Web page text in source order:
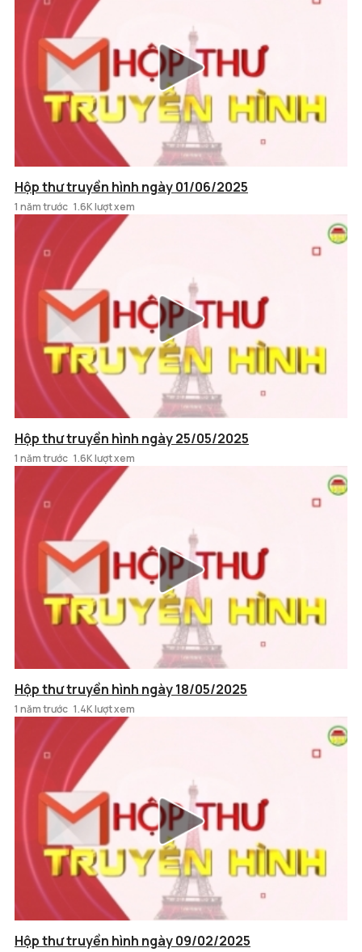
Hộp thư truyền hình ngày 01/06/2025
1 năm trước 1.6K lượt xem
Hộp thư truyền hình ngày 25/05/2025
1 năm trước 1.6K lượt xem
Hộp thư truyền hình ngày 18/05/2025
1 năm trước 1.4K lượt xem
Hộp thư truyền hình ngày 09/02/2025